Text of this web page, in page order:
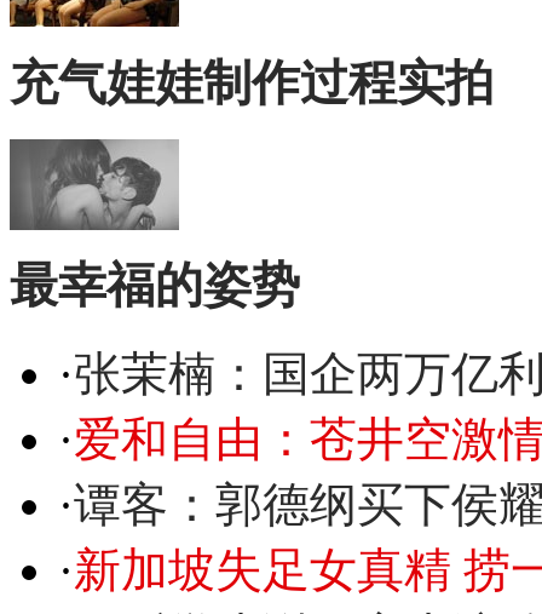
充气娃娃制作过程实拍
最幸福的姿势
·张茉楠：国企两万亿
·爱和自由：苍井空激
·谭客：郭德纲买下侯
·新加坡失足女真精 捞